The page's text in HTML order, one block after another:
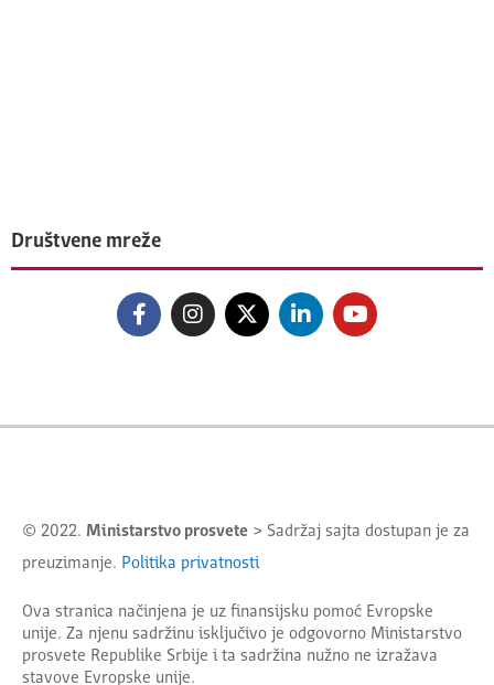
Društvene mreže
© 2022. Ministarstvo prosvete > Sadržaj sajta dostupan je za
preuzimanje. Politika privatnosti
Ova stranica načinjena je uz finansijsku pomoć Evropske
unije. Za njenu sadržinu isključivo je odgovorno Ministarstvo
prosvete Republike Srbije i ta sadržina nužno ne izražava
stavove Evropske unije.